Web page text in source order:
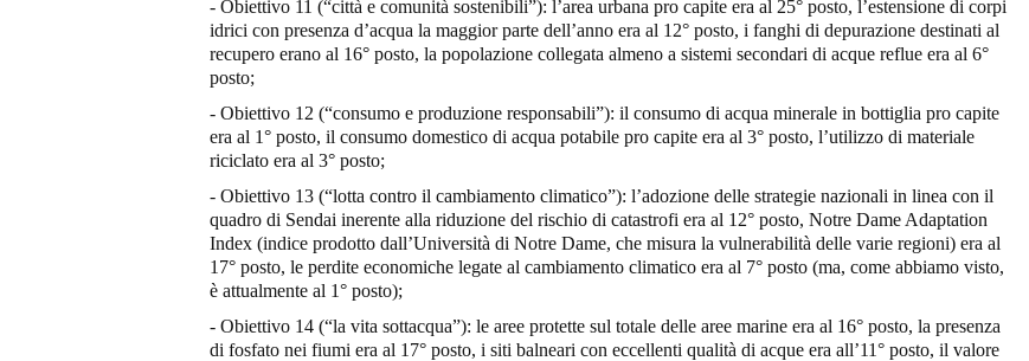
- Obiettivo 11 (“città e comunità sostenibili”): l’area urbana pro capite era al 25° posto, l’estensione di corpi
idrici con presenza d’acqua la maggior parte dell’anno era al 12° posto, i fanghi di depurazione destinati al
recupero erano al 16° posto, la popolazione collegata almeno a sistemi secondari di acque reflue era al 6°
posto;
- Obiettivo 12 (“consumo e produzione responsabili”): il consumo di acqua minerale in bottiglia pro capite
era al 1° posto, il consumo domestico di acqua potabile pro capite era al 3° posto, l’utilizzo di materiale
riciclato era al 3° posto;
- Obiettivo 13 (“lotta contro il cambiamento climatico”): l’adozione delle strategie nazionali in linea con il
quadro di Sendai inerente alla riduzione del rischio di catastrofi era al 12° posto, Notre Dame Adaptation
Index (indice prodotto dall’Università di Notre Dame, che misura la vulnerabilità delle varie regioni) era al
17° posto, le perdite economiche legate al cambiamento climatico era al 7° posto (ma, come abbiamo visto,
è attualmente al 1° posto);
- Obiettivo 14 (“la vita sottacqua”): le aree protette sul totale delle aree marine era al 16° posto, la presenza
di fosfato nei fiumi era al 17° posto, i siti balneari con eccellenti qualità di acque era all’11° posto, il valore